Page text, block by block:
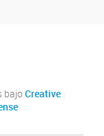
bajo Creative